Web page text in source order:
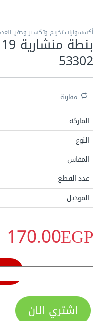
أكسسوارات تخريم وتكسير وحفر,
53302‏
مقارنة
الماركة
النوع
المقاس
عدد القطع
الموديل
170.00EGP
بنطة منشارية 19 مللى ساتا موديل 53302‏ quantity
اشتري الان